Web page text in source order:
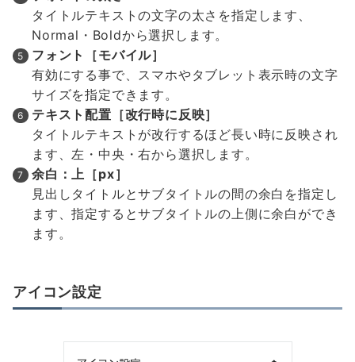
タイトルテキストの文字の太さを指定します、
Normal・Boldから選択します。
フォント［モバイル］
有効にする事で、スマホやタブレット表示時の文字
サイズを指定できます。
テキスト配置［改行時に反映］
タイトルテキストが改行するほど長い時に反映され
ます、左・中央・右から選択します。
余白：上［px］
見出しタイトルとサブタイトルの間の余白を指定し
ます、指定するとサブタイトルの上側に余白ができ
ます。
アイコン設定